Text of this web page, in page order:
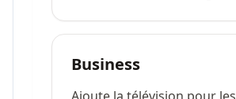
Business